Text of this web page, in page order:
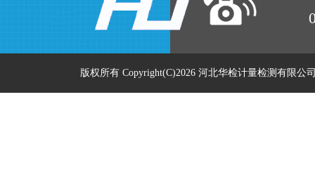
版权所有 Copyright(C)2026 河北华检计量检测有限